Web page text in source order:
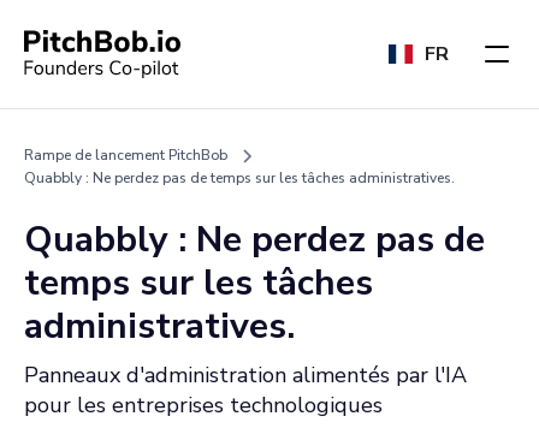
FR
Rampe de lancement PitchBob
Quabbly : Ne perdez pas de temps sur les tâches administratives.
Quabbly : Ne perdez pas de
temps sur les tâches
administratives.
Panneaux d'administration alimentés par l'IA
pour les entreprises technologiques